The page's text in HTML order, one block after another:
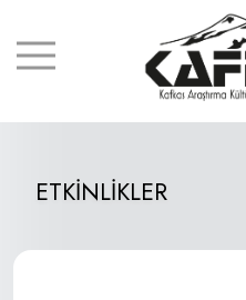
ETKİNLİKLER